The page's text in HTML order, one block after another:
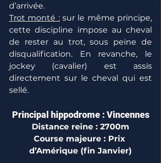
d’arrivée.
Trot monté : sur le même principe,
cette discipline impose au cheval
de rester au trot, sous peine de
disqualification. En revanche, le
jockey (cavalier) est assis
directement sur le cheval qui est
sellé.
Principal hippodrome : Vincennes
Distance reine : 2700m
Course majeure : Prix
d’Amérique (fin Janvier)